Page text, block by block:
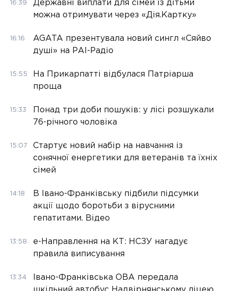
16:39
Державні виплати для сімей із дітьми
можна отримувати через «Дія.Картку»
16:16
AGATA презентувала новий сингл «Сяйво
душі» на РАІ-Радіо
15:55
На Прикарпатті відбулася Патріарша
проща
15:33
Понад три доби пошуків: у лісі розшукали
76-річного чоловіка
15:07
Стартує новий набір на навчання із
сонячної енергетики для ветеранів та їхніх
сімей
14:18
В Івано-Франківську підбили підсумки
акції щодо боротьби з вірусними
гепатитами. Відео
13:58
е-Направлення на КТ: НСЗУ нагадує
правила виписування
13:34
Івано-Франківська ОВА передала